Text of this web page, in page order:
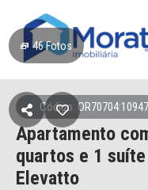
46Fotos
Código:
Apartamento
quartos e 1 suíte
Elevatto